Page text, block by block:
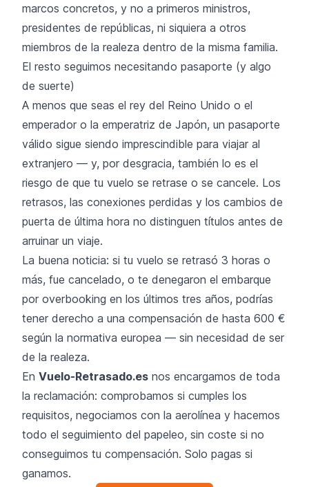
marcos concretos, y no a primeros ministros,
presidentes de repúblicas, ni siquiera a otros
miembros de la realeza dentro de la misma familia.
El resto seguimos necesitando pasaporte (y algo
de suerte)
A menos que seas el rey del Reino Unido o el
emperador o la emperatriz de Japón, un pasaporte
válido sigue siendo imprescindible para viajar al
extranjero — y, por desgracia, también lo es el
riesgo de que tu vuelo se retrase o se cancele. Los
retrasos, las conexiones perdidas y los cambios de
puerta de última hora no distinguen títulos antes de
arruinar un viaje.
La buena noticia: si tu vuelo se retrasó 3 horas o
más, fue cancelado, o te denegaron el embarque
por overbooking en los últimos tres años, podrías
tener derecho a una compensación de hasta 600 €
según la normativa europea — sin necesidad de ser
de la realeza.
En Vuelo-Retrasado.es nos encargamos de toda
la reclamación: comprobamos si cumples los
requisitos, negociamos con la aerolínea y hacemos
todo el seguimiento del papeleo, sin coste si no
conseguimos tu compensación. Solo pagas si
ganamos.